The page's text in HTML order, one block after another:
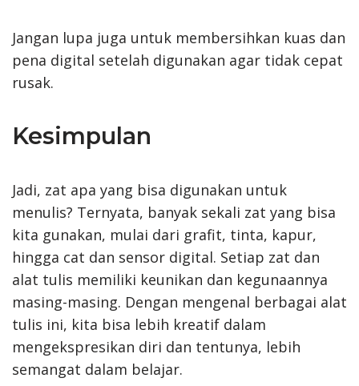
Jangan lupa juga untuk membersihkan kuas dan
pena digital setelah digunakan agar tidak cepat
rusak.
Kesimpulan
Jadi, zat apa yang bisa digunakan untuk
menulis? Ternyata, banyak sekali zat yang bisa
kita gunakan, mulai dari grafit, tinta, kapur,
hingga cat dan sensor digital. Setiap zat dan
alat tulis memiliki keunikan dan kegunaannya
masing-masing. Dengan mengenal berbagai alat
tulis ini, kita bisa lebih kreatif dalam
mengekspresikan diri dan tentunya, lebih
semangat dalam belajar.